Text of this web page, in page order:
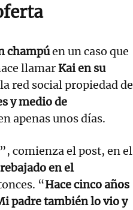
champúen un caso que
llamarKai en su
red social propiedad de
y medio de
apenas unos días.
”, comienza el post, en el
rebajado en el
“Hace cinco años
padre también lo vio y